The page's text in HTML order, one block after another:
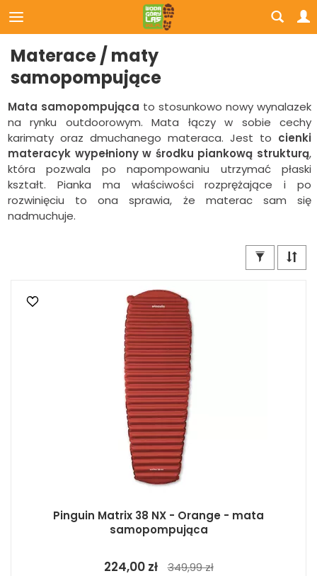
Materace / maty
samopompujące
Mata samopompująca to stosunkowo nowy wynalazek
na rynku outdoorowym. Mata łączy w sobie cechy
karimaty oraz dmuchanego materaca. Jest to cienki
materacyk wypełniony w środku piankową strukturą,
która pozwala po napompowaniu utrzymać płaski
kształt. Pianka ma właściwości rozprężające i po
rozwinięciu to ona sprawia, że materac sam się
nadmuchuje.
Pinguin Matrix 38 NX - Orange - mata
samopompująca
224,00 zł 349,99 zł